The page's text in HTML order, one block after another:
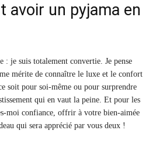
avoir un pyjama en
: je suis totalement convertie. Je pense
mérite de connaître le luxe et le confort
soit pour soi-même ou pour surprendre
qui en vaut la peine. Et pour les
moi confiance, offrir à votre bien-aimée
qui sera apprécié par vous deux !